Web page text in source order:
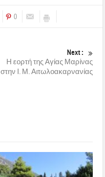
0
Next :
Η εορτή της Αγίας Μαρίνας
στην Ι. Μ. Αιτωλοακαρνανίας